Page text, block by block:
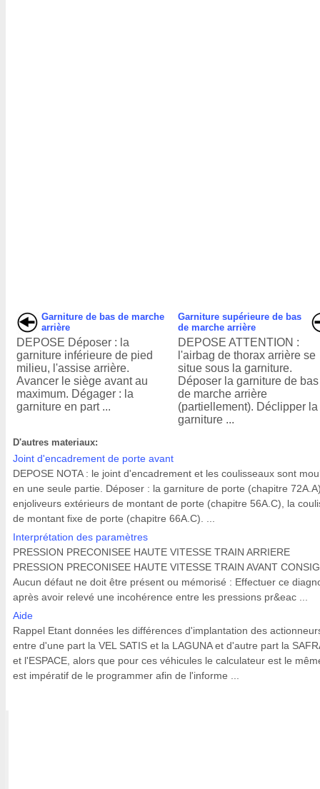
Garniture de bas de marche
arrière
DEPOSE Déposer : la
garniture inférieure de pied
milieu, l'assise arrière.
Avancer le siège avant au
maximum. Dégager : la
garniture en part ...
Garniture supérieure de bas
de marche arrière
DEPOSE ATTENTION :
l'airbag de thorax arrière se
situe sous la garniture.
Déposer la garniture de bas
de marche arrière
(partiellement). Déclipper la
garniture ...
D'autres materiaux:
Joint d'encadrement de porte avant
DEPOSE NOTA : le joint d'encadrement et les coulisseaux sont
en une seule partie. Déposer : la garniture de porte (chapitre
enjoliveurs extérieurs de montant de porte (chapitre 56A.C), la
de montant fixe de porte (chapitre 66A.C). ...
Interprétation des paramètres
PRESSION PRECONISEE HAUTE VITESSE TRAIN ARRIERE
PRESSION PRECONISEE HAUTE VITESSE TRAIN AVANT
Aucun défaut ne doit être présent ou mémorisé : Effectuer ce
après avoir relevé une incohérence entre les pressions pr&eac ...
Aide
Rappel Etant données les différences d'implantation des
entre d'une part la VEL SATIS et la LAGUNA et d'autre part la
et l'ESPACE, alors que pour ces véhicules le calculateur est le
est impératif de le programmer afin de l'informe ...